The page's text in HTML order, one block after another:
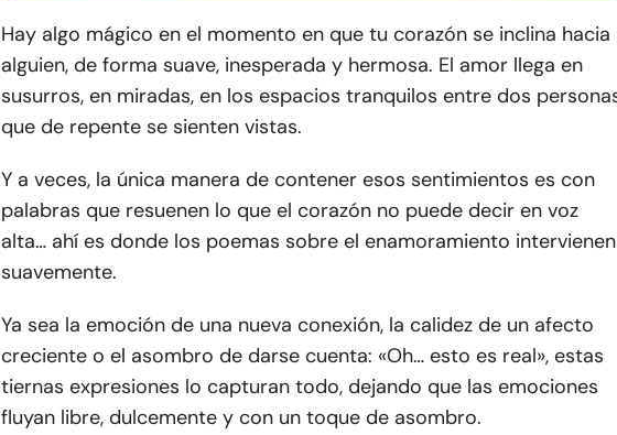
Hay algo mágico en el momento en que tu corazón se inclina hacia
alguien, de forma suave, inesperada y hermosa. El amor llega en
susurros, en miradas, en los espacios tranquilos entre dos
que de repente se sienten vistas.
Y a veces, la única manera de contener esos sentimientos es con
palabras que resuenen lo que el corazón no puede decir en voz
alta… ahí es donde los poemas sobre el enamoramiento intervienen
suavemente.
Ya sea la emoción de una nueva conexión, la calidez de un afecto
creciente o el asombro de darse cuenta: «Oh… esto es real», estas
tiernas expresiones lo capturan todo, dejando que las emociones
fluyan libre, dulcemente y con un toque de asombro.